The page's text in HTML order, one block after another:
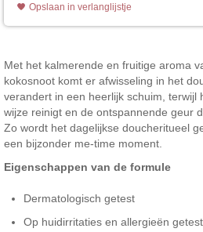
Opslaan in verlanglijstje
Met het kalmerende en fruitige aroma
kokosnoot komt er afwisseling in het
verandert in een heerlijk schuim, terwijl
wijze reinigt en de ontspannende geur
Zo wordt het dagelijkse doucheritueel
een bijzonder me-time moment.
Eigenschappen van de formule
Dermatologisch getest
Op huidirritaties en allergieën getest